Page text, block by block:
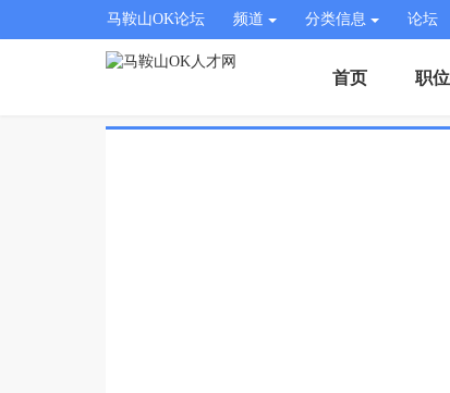
马鞍山OK论坛 频道 分类信息 论坛
首页 职